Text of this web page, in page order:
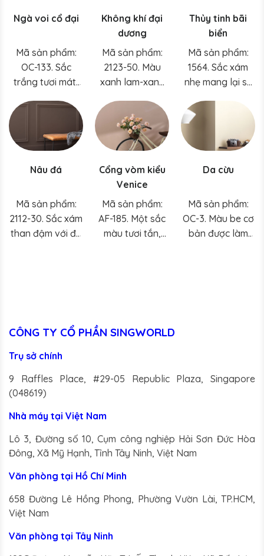
bạn.
cho những giây
phút thiền định
tĩnh lặng.
Ngà voi cổ đại
Mã sản phẩm:
OC-133. Sắc
trắng tươi mát,
đến vẻ quyến rũ
gam màu trắng
Không khí đại
dương
Mã sản phẩm:
2123-50. Màu
xanh lam-xanh
để tạo nên
không gian thư
giãn tức thì.
Thủy tinh bãi
biển
Mã sản phẩm:
1564. Sắc xám
nhẹ mang lại sự
màu xanh dương
Nâu đá
Mã sản phẩm:
2112-30. Sắc xám
than đậm với độ
Cổng vòm kiểu
Venice
Mã sản phẩm:
AF-185. Một sắc
màu tươi tắn,
Da cừu
Mã sản phẩm:
OC-3. Màu be cơ
bản được làm
CÔNG TY CỔ PHẦN SINGWORLD
Trụ sở chính
9 Raffles Place, #29-05 Republic Plaza, Singapore
(048619)
Nhà máy tại Việt Nam
Lô 3, Đường số 10, Cụm công nghiệp Hải Sơn Đức Hòa
Đông, Xã Mỹ Hạnh, Tỉnh Tây Ninh, Việt Nam
Văn phòng tại Hồ Chí Minh
658 Đường Lê Hồng Phong, Phường Vườn Lài, TP.HCM,
Việt Nam
Văn phòng tại Tây Ninh